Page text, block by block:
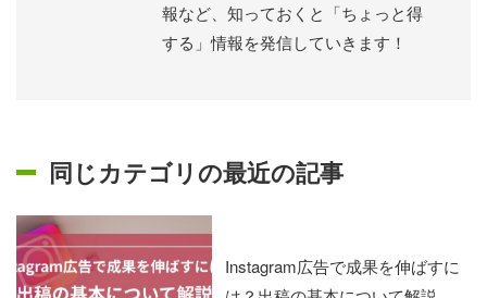
報など、知っておくと「ちょっと得
する」情報を発信していきます！
同じカテゴリの最近の記事
Instagram広告で成果を伸ばすに